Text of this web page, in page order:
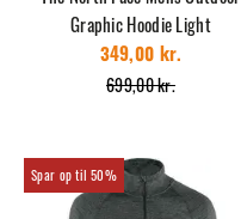
Graphic Hoodie Light
699,00 kr.
349,00 kr.
50%